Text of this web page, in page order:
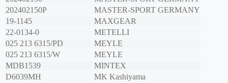
202402150P
MASTER-SPORT GERMANY
19-1145
MAXGEAR
22-0134-0
METELLI
025 213 6315/PD
MEYLE
025 213 6315/W
MEYLE
MDB1539
MINTEX
D6039MH
MK Kashiyama